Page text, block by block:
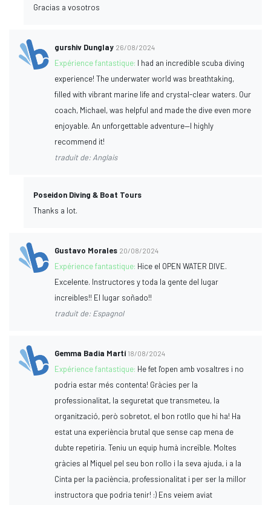
Gracias a vosotros
gurshiv Dunglay 26/08/2024
Expérience fantastique: I had an incredible scuba diving
experience! The underwater world was breathtaking,
filled with vibrant marine life and crystal-clear waters. Our
coach, Michael, was helpful and made the dive even more
enjoyable. An unforgettable adventure—I highly
recommend it!
traduit de: Anglais
Poseidon Diving & Boat Tours
Thanks a lot.
Gustavo Morales 20/08/2024
Expérience fantastique: Hice el OPEN WATER DIVE.
Excelente. Instructores y toda la gente del lugar
increibles!! El lugar soñado!!
traduit de: Espagnol
Gemma Badia Martí 18/08/2024
Expérience fantastique: He fet l'open amb vosaltres i no
podria estar més contenta! Gràcies per la
professionalitat, la seguretat que transmeteu, la
organització, però sobretot, el bon rotllo que hi ha! Ha
estat una experiència brutal que sense cap mena de
dubte repetiria. Teniu un equip humà increïble. Moltes
gràcies al Miquel pel seu bon rollo i la seva ajuda, i a la
Cinta per la paciència, professionalitat i per ser la millor
instructora que podria tenir! :) Ens veiem aviat